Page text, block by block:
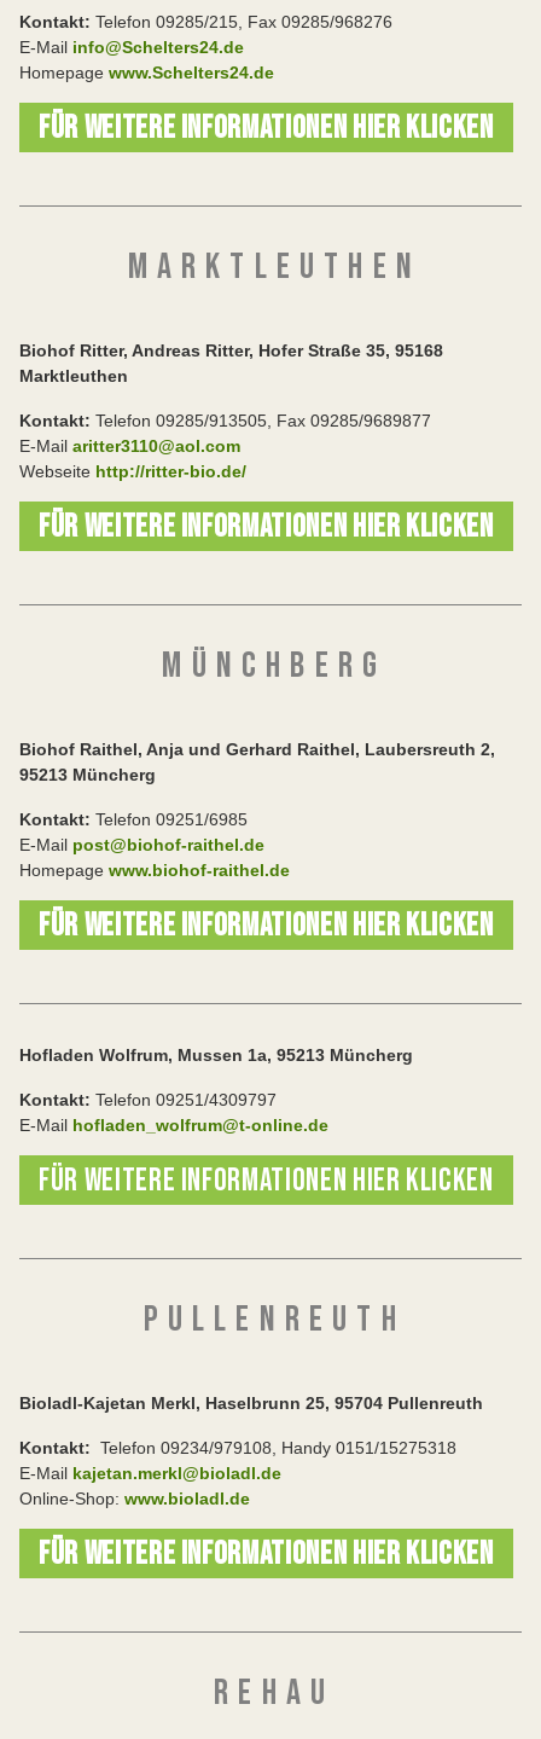
Kontakt: Telefon 09285/215, Fax 09285/968276
E-Mail info@Schelters24.de
Homepage www.Schelters24.de
FÜR WEITERE INFORMATIONEN HIER KLICKEN
M A R K T L E U T H E N
Biohof Ritter, Andreas Ritter, Hofer Straße 35, 95168
Marktleuthen
Kontakt: Telefon 09285/913505, Fax 09285/9689877
E-Mail aritter3110@aol.com
Webseite http://ritter-bio.de/
FÜR WEITERE INFORMATIONEN HIER KLICKEN
M Ü N C H B E R G
Biohof Raithel, Anja und Gerhard Raithel, Laubersreuth 2,
95213 Müncherg
Kontakt: Telefon 09251/6985
E-Mail post@biohof-raithel.de
Homepage www.biohof-raithel.de
FÜR WEITERE INFORMATIONEN HIER KLICKEN
Hofladen Wolfrum, Mussen 1a, 95213 Müncherg
Kontakt: Telefon 09251/4309797
E-Mail hofladen_wolfrum@t-online.de
FÜR WEITERE INFORMATIONEN HIER KLICKEN
P U L L E N R E U T H
Bioladl-Kajetan Merkl, Haselbrunn 25, 95704 Pullenreuth
Kontakt: Telefon 09234/979108, Handy 0151/15275318
E-Mail kajetan.merkl@bioladl.de
Online-Shop: www.bioladl.de
FÜR WEITERE INFORMATIONEN HIER KLICKEN
R E H A U